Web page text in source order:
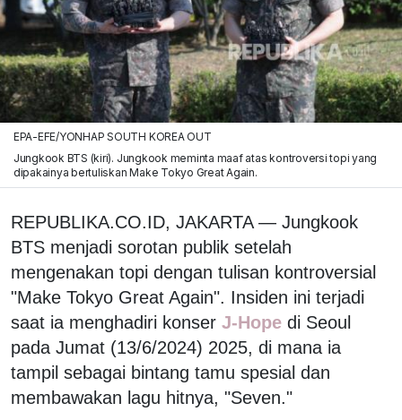
EPA-EFE/YONHAP SOUTH KOREA OUT
Jungkook BTS (kiri). Jungkook meminta maaf atas kontroversi topi yang
dipakainya bertuliskan Make Tokyo Great Again.
REPUBLIKA.CO.ID, JAKARTA — Jungkook
BTS menjadi sorotan publik setelah
mengenakan topi dengan tulisan kontroversial
"Make Tokyo Great Again". Insiden ini terjadi
saat ia menghadiri konser J-Hope di Seoul
pada Jumat (13/6/2024) 2025, di mana ia
tampil sebagai bintang tamu spesial dan
membawakan lagu hitnya, "Seven."